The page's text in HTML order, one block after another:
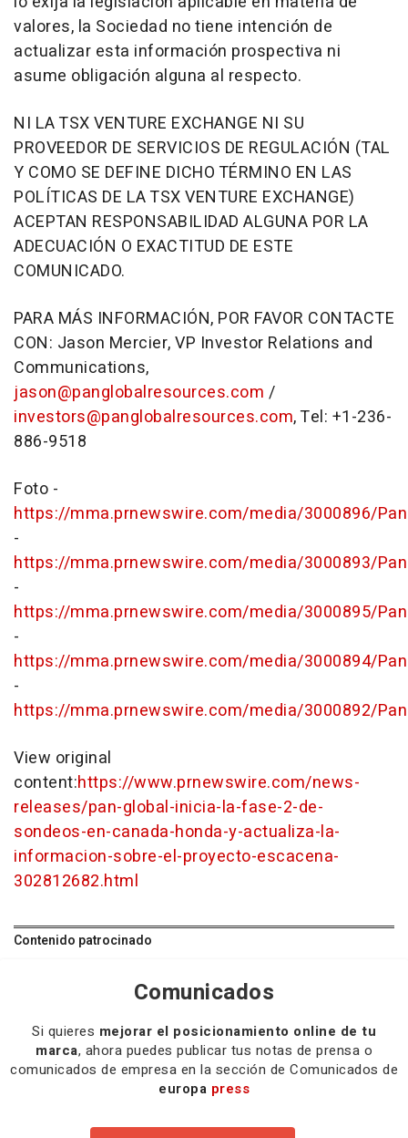
valores, la Sociedad no tiene intención de
actualizar esta información prospectiva ni
asume obligación alguna al respecto.
NI LA TSX VENTURE EXCHANGE NI SU
PROVEEDOR DE SERVICIOS DE REGULACIÓN (TAL
Y COMO SE DEFINE DICHO TÉRMINO EN LAS
POLÍTICAS DE LA TSX VENTURE EXCHANGE)
ACEPTAN RESPONSABILIDAD ALGUNA POR LA
ADECUACIÓN O EXACTITUD DE ESTE
COMUNICADO.
PARA MÁS INFORMACIÓN, POR FAVOR CONTACTE
CON: Jason Mercier, VP Investor Relations and
Communications,
jason@panglobalresources.com /
investors@panglobalresources.com, Tel: +1-236-
886-9518
Foto -
https://mma.prnewswire.com/media/3000896/
-
https://mma.prnewswire.com/media/3000893/
-
https://mma.prnewswire.com/media/3000895/
-
https://mma.prnewswire.com/media/3000894/
-
https://mma.prnewswire.com/media/3000892/
View original
content:https://www.prnewswire.com/news-
releases/pan-global-inicia-la-fase-2-de-
sondeos-en-canada-honda-y-actualiza-la-
informacion-sobre-el-proyecto-escacena-
302812682.html
Contenido patrocinado
Comunicados
Si quieres mejorar el posicionamiento online de tu
marca, ahora puedes publicar tus notas de prensa o
comunicados de empresa en la sección de Comunicados de
europa press